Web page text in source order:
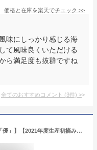
価格と在庫を楽天でチェック >>
味にしっかり感じる海
て風味良くいただける
ら満足度も抜群ですね
全てのおすすめコメント (3件) >
【送料無料】【佐賀海苔 贈答セット「優」】【2021年度生産初摘み海苔】最高級海苔 有明産 佐賀海苔 焼海苔「優」 味付海苔 海苔ギフトセット 有明海産 初摘み海苔ギフトセット 美味しい海苔！【有明海苔】【高級海苔セット】海苔 のり 父の日海苔ギフト 海苔